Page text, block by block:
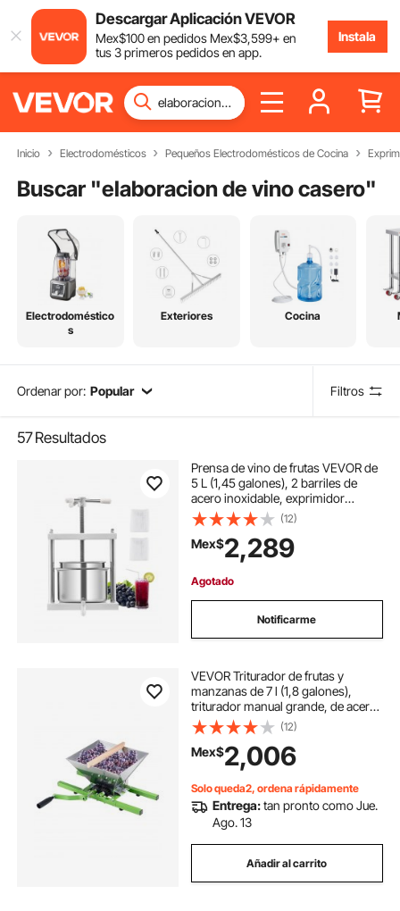
Descargar Aplicación VEVOR
Mex$100en pedidos Mex$3,599+ en
tus 3 primeros pedidos en app.
Instala
Inicio Electrodomésticos Pequeños Electrodomésticos de Cocina
Buscar "elaboracion de vino casero"
Electrodoméstico
s
Exteriores Cocina
Ordenar por: Popular Filtros
57Resultados
Prensa de vino de frutas VEVOR de
5 L (1,45 galones), 2 barriles de
acero inoxidable, exprimidor
manual, prensa para sidra,
manzana, uva, tintura, miel, aceite
de oliva, con mango triangular para
cocina al aire libre y hogar.
(12)
Mex$2,289
Agotado
Notificarme
VEVOR Triturador de frutas y
manzanas de 7 l (1,8 galones),
triturador manual grande, de acero
inoxidable, para prensar vino,
sidra, manzanas y uvas, con
mango de rodillo para cocina y
hogar, color verde
(12)
Mex$2,006
Solo queda2, ordena rápidamente
Entrega:tan pronto como Jue.
Ago. 13
Añadir al carrito